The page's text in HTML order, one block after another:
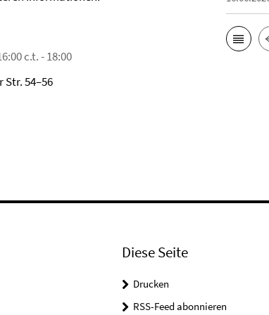
c.t. - 18:00
Str. 54–56
Diese Seite
Drucken
RSS-Feed abonnieren